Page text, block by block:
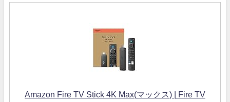
Amazon Fire TV Stick 4K Max(マックス) | Fire TV